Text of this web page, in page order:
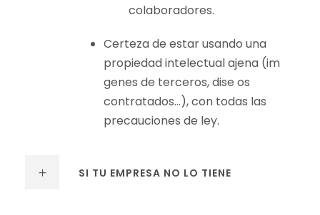
colaboradores.
Certeza de estar usando una
propiedad intelectual ajena (im
genes de terceros, dise os
contratados…), con todas las
precauciones de ley.
SI TU EMPRESA NO LO TIENE